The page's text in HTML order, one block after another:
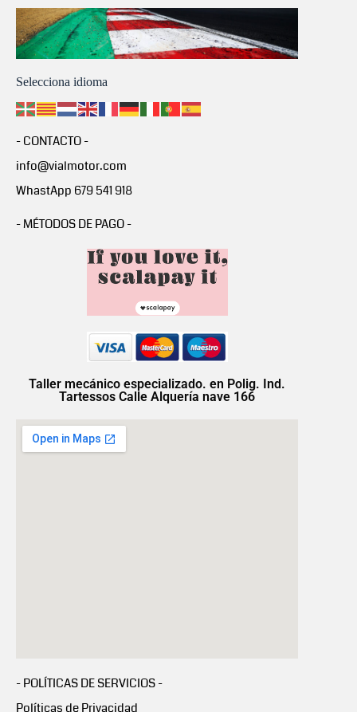
Selecciona idioma
- CONTACTO -
info@vialmotor.com
WhastApp 679 541 918
- MÉTODOS DE PAGO -
Taller mecánico especializado. en Polig. Ind.
Tartessos Calle Alquería nave 166
- POLÍTICAS DE SERVICIOS -
Políticas de Privacidad